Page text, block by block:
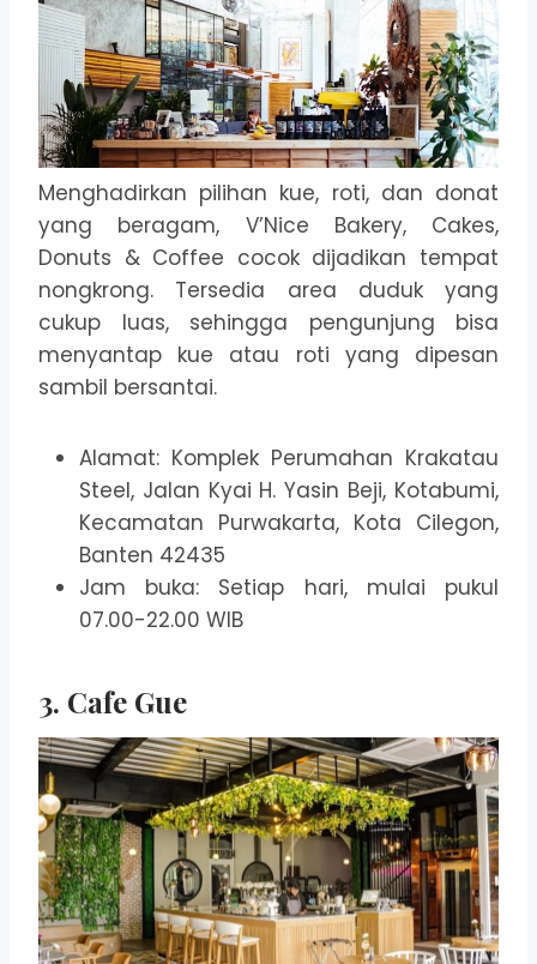
Menghadirkan pilihan kue, roti, dan donat
yang beragam, V’Nice Bakery, Cakes,
Donuts & Coffee cocok dijadikan tempat
nongkrong. Tersedia area duduk yang
cukup luas, sehingga pengunjung bisa
menyantap kue atau roti yang dipesan
sambil bersantai.
Alamat: Komplek Perumahan Krakatau
Steel, Jalan Kyai H. Yasin Beji, Kotabumi,
Kecamatan Purwakarta, Kota Cilegon,
Banten 42435
Jam buka: Setiap hari, mulai pukul
07.00-22.00 WIB
3. Cafe Gue